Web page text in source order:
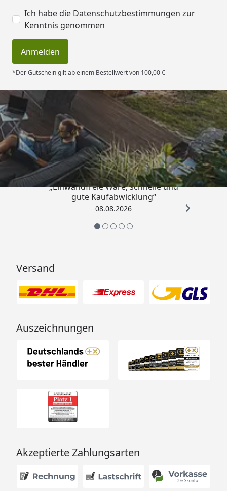
Ich habe die Datenschutzbestimmungen zur
Kenntnis genommen
Anmelden
*Der Gutschein gilt ab einem Bestellwert von 100,00 €
Trusted Shops
4,83/ 5
„Einwandfreie Ware, schnelle und
gute Kaufabwicklung“
08.08.2026
Versand
Auszeichnungen
Akzeptierte Zahlungsarten